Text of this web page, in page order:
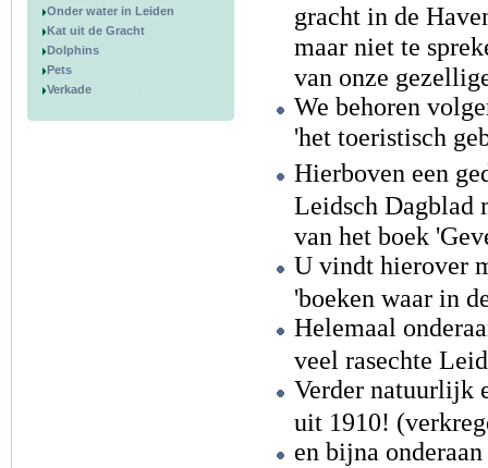
Onder water in Leiden
Kat uit de Gracht
Dolphins
Pets
Verkade
gracht in de
maar niet te
van onze
We behoren
'het toeristisch
Hierboven een
Leidsch Dagblad
van het boek
U vindt hierover
'boeken waar in
Helemaal
veel rasechte
Verder natuurlijk
uit 1910!
en bijna